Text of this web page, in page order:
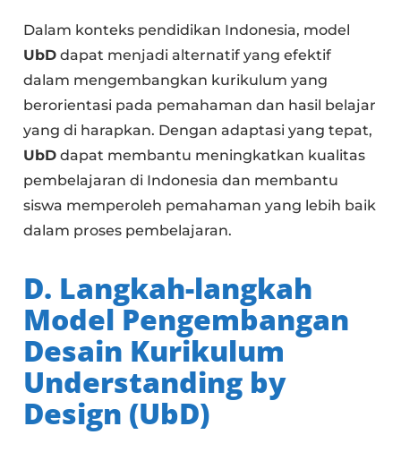
Dalam konteks pendidikan Indonesia, model
UbD dapat menjadi alternatif yang efektif
dalam mengembangkan kurikulum yang
berorientasi pada pemahaman dan hasil belajar
yang di harapkan. Dengan adaptasi yang tepat,
UbD dapat membantu meningkatkan kualitas
pembelajaran di Indonesia dan membantu
siswa memperoleh pemahaman yang lebih baik
dalam proses pembelajaran.
D. Langkah-langkah
Model Pengembangan
Desain Kurikulum
Understanding by
Design (UbD)